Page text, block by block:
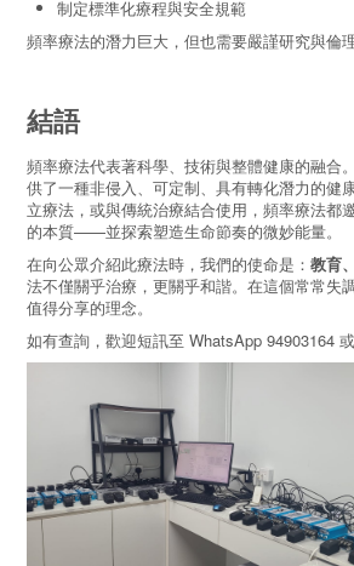
制定標準化療程與安全規範
頻率療法的潛力巨大，但也需要嚴謹研究與倫
結語
頻率療法代表著科學、技術與整體健康的融合
供了一種非侵入、可定制、具有轉化潛力的健
立療法，或與傳統治療結合使用，頻率療法都
的本質——並探索塑造生命節奏的微妙能量。
在向公眾介紹此療法時，我們的使命是： 教育
法不僅關乎治療，更關乎和諧。在這個常常失
值得分享的理念。
如有查詢，歡迎短訊至 WhatsApp 94903164 或